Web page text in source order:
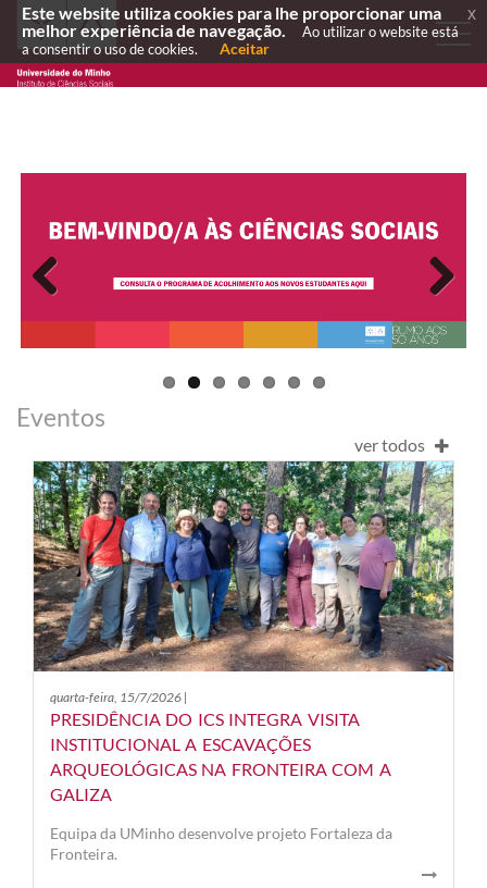
Previous Next
Eventos
ver todos
quarta-feira, 15/7/2026 |
PRESIDÊNCIA DO ICS INTEGRA VISITA
INSTITUCIONAL A ESCAVAÇÕES
ARQUEOLÓGICAS NA FRONTEIRA COM A
GALIZA
Equipa da UMinho desenvolve projeto Fortaleza da
Fronteira.
Este website utiliza cookies para lhe proporcionar uma
melhor experiência de navegação.
Ao utilizar o website está
a consentir o uso de cookies.
Aceitar
x